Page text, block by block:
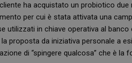
ha acquistato un probiotico due
per cui è stata attivata una
utilizzati in chiave operativa al
proposta da iniziativa personale a
di “spingere qualcosa” che è la
.farmamese.it
1
Google LLC
1